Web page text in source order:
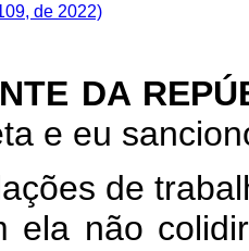
de 2022)
DA
e eu
de
ela não